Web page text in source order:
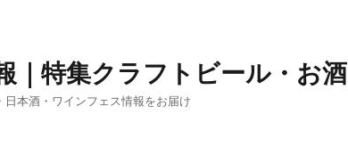
｜特集クラフトビール・お酒
本酒・ワインフェス情報をお届け